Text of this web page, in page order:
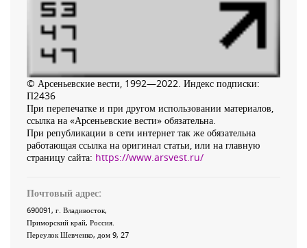
© Арсеньевские вести, 1992—2022. Индекс подписки:
П2436
При перепечатке и при другом использовании материалов,
ссылка на «Арсеньевские вести» обязательна.
При републикации в сети интернет так же обязательна
работающая ссылка на оригинал статьи, или на главную
страницу сайта: https://www.arsvest.ru/
Почтовый адрес:
690091, г. Владивосток,
Приморский край, Россия
Переулок Шевченко, дом 9, 27